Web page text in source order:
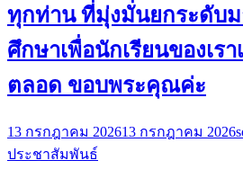
ทุกท่าน ที่มุ่งมั่นยกระดับม
ศึกษาเพื่อนักเรียนของเร
ตลอด ขอบพระคุณค่ะ
13 กรกฎาคม 202613 กรกฎาคม 2026
ประชาสัมพันธ์